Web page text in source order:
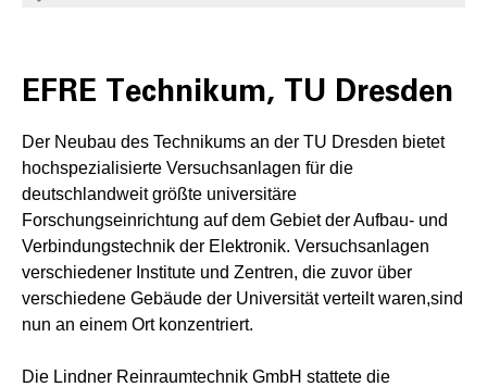
EFRE Technikum, TU Dresden
Der Neubau des Technikums an der TU Dresden bietet
hochspezialisierte Versuchsanlagen für die
deutschlandweit größte universitäre
Forschungseinrichtung auf dem Gebiet der Aufbau- und
Verbindungstechnik der Elektronik. Versuchsanlagen
verschiedener Institute und Zentren, die zuvor über
verschiedene Gebäude der Universität verteilt waren,sind
nun an einem Ort konzentriert.
Die Lindner Reinraumtechnik GmbH stattete die